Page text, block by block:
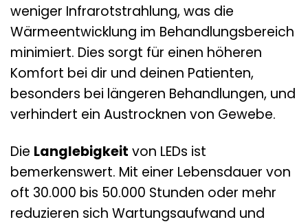
weniger Infrarotstrahlung, was die
Wärmeentwicklung im Behandlungsbereich
minimiert. Dies sorgt für einen höheren
Komfort bei dir und deinen Patienten,
besonders bei längeren Behandlungen, und
verhindert ein Austrocknen von Gewebe.
Die Langlebigkeit von LEDs ist
bemerkenswert. Mit einer Lebensdauer von
oft 30.000 bis 50.000 Stunden oder mehr
reduzieren sich Wartungsaufwand und